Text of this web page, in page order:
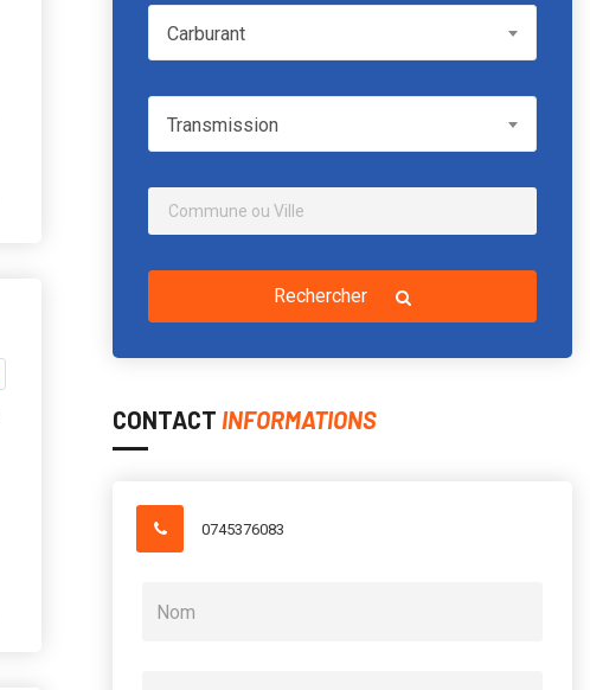
CarburantCarburant
TransmissionTransmission
Rechercher
CONTACT INFORMATIONS
0745376083